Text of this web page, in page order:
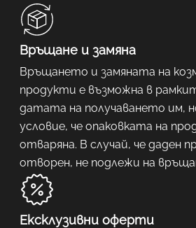
Връщане и замяна
Връщането и замяната на
продукти е възможна в
датата на получаването им,
условие, че опаковката на
отваряна. В случай, че даден
отворен, не подлежи на
Ексклузивни оферти